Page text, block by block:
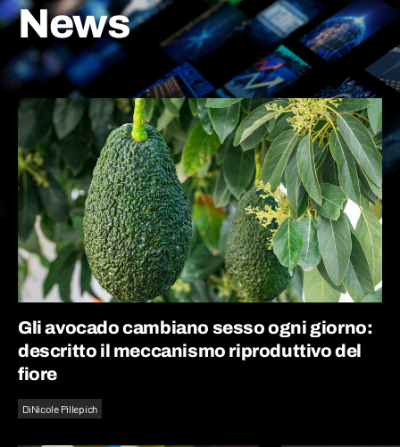
News
Gli avocado cambiano sesso ogni giorno:
descritto il meccanismo riproduttivo del
fiore
DiNicole Pillepich